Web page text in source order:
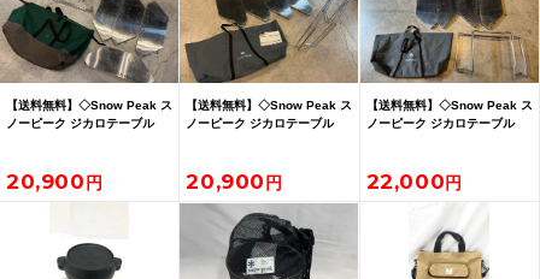
【送料無料】◇Snow Peak ス
ノーピーク ジカロテーブル
20,900
【送料無料】◇Snow Peak ス
ノーピーク ジカロテーブル
20,900
【送料無料】◇Snow Peak ス
ノーピーク ジカロテーブル
22,000